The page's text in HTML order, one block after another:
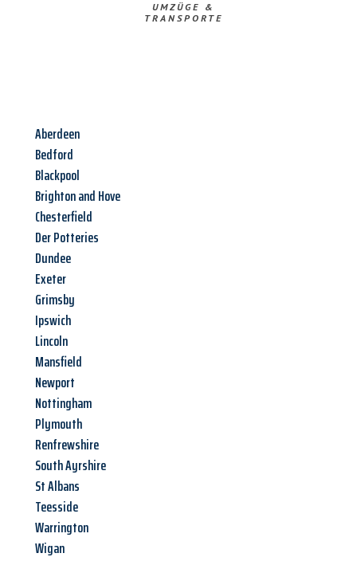
UMZÜGE &
TRANSPORTE
Aberdeen
Bedford
Blackpool
Brighton and Hove
Chesterfield
Der Potteries
Dundee
Exeter
Grimsby
Ipswich
Lincoln
Mansfield
Newport
Nottingham
Plymouth
Renfrewshire
South Ayrshire
St Albans
Teesside
Warrington
Wigan